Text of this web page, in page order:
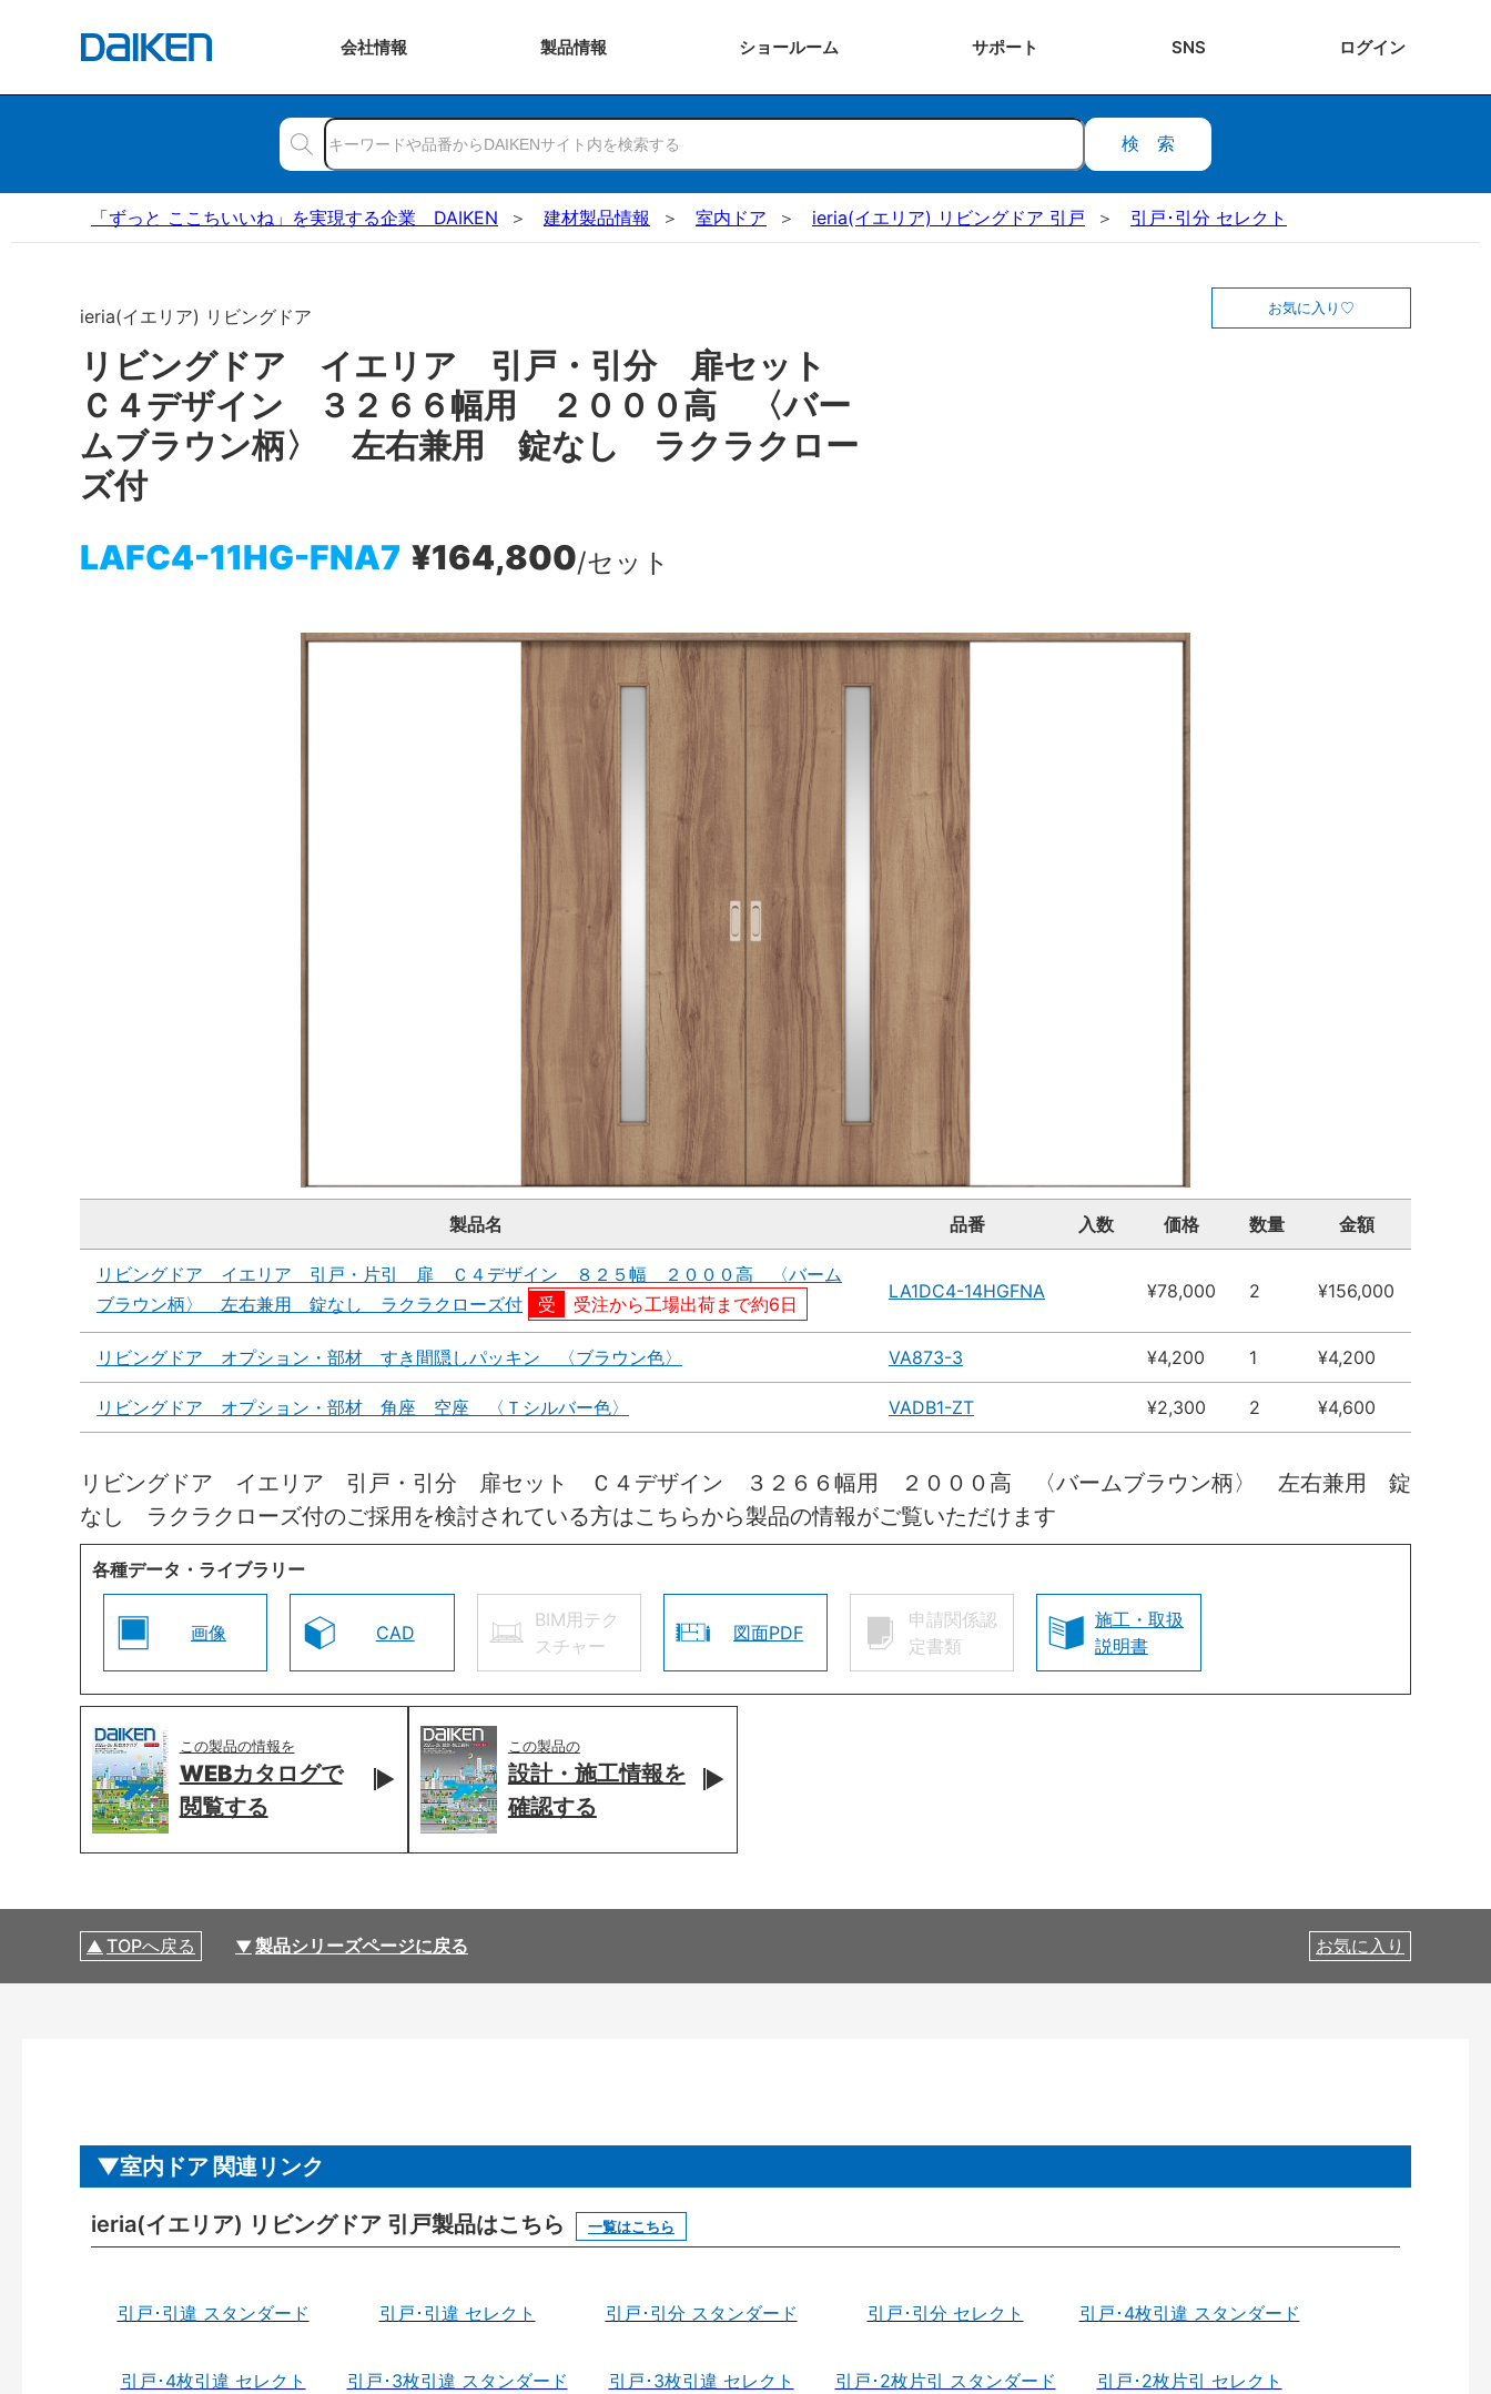
会社情報 製品情報 ショールーム サポート SNS ログイン
検索
「ずっと ここちいいね」を実現する企業 DAIKEN 建材製品情報 室内ドア ieria(イエリア) リビングドア 引戸 引戸･引分 セレクト
ieria(イエリア) リビングドア
リビングドア イエリア 引戸・引分 扉セット
Ｃ４デザイン ３２６６幅用 ２０００高 〈バー
ムブラウン柄〉 左右兼用 錠なし ラクラクロー
ズ付
LAFC4-11HG-FNA7 ¥164,800/セット
お気に入り
製品名 品番 入数 価格 数量 金額
リビングドア イエリア 引戸・片引 扉 Ｃ４デザイン ８２５幅 ２０００高 〈バーム
ブラウン柄〉 左右兼用 錠なし ラクラクローズ付
受注から工場出荷まで約6日
LA1DC4-14HGFNA ¥78,000 2 ¥156,000
リビングドア オプション・部材 すき間隠しパッキン 〈ブラウン色〉 VA873-3 ¥4,200 1 ¥4,200
リビングドア オプション・部材 角座 空座 〈Ｔシルバー色〉 VADB1-ZT ¥2,300 2 ¥4,600
リビングドア イエリア 引戸・引分 扉セット Ｃ４デザイン ３２６６幅用 ２０００高 〈バームブラウン柄〉 左右兼用 錠
なし ラクラクローズ付のご採用を検討されている方はこちらから製品の情報がご覧いただけます
各種データ・ライブラリー
画像 CAD
BIM用テク
スチャー
図面PDF
申請関係認
定書類
施工・取扱
説明書
この製品の情報を
WEBカタログで
閲覧する
この製品の
設計・施工情報を
確認する
TOPへ戻る 製品シリーズページに戻る お気に入り
室内ドア 関連リンク
ieria(イエリア) リビングドア 引戸製品はこちら 一覧はこちら
引戸･引違 スタンダード 引戸･引違 セレクト 引戸･引分 スタンダード 引戸･引分 セレクト 引戸･4枚引違 スタンダード
引戸･4枚引違 セレクト 引戸･3枚引違 スタンダード 引戸･3枚引違 セレクト 引戸･2枚片引 スタンダード 引戸･2枚片引 セレクト